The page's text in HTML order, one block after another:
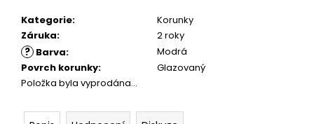
Kategorie:
Korunky
Záruka: 2 roky
? Barva:
Modrá
Povrch korunky:
Glazovaný
Položka byla vyprodána…